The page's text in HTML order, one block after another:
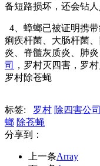
备短路损坏，还会钻
4、蟑螂已被证明携
痢疾杆菌、大肠杆菌
炎、脊髓灰质炎、肺炎
司
，罗村灭四害，罗村
罗村除苍蝇
标签: 罗村 除四害公司
螂 除苍蝇
分享到：
上一条Array